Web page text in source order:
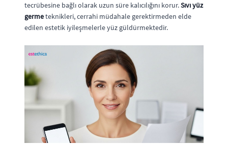
tecrübesine bağlı olarak uzun süre kalıcılığını korur.Sıvı yüz
germeteknikleri, cerrahi müdahale gerektirmeden elde
edilen estetik iyileşmelerle yüz güldürmektedir.